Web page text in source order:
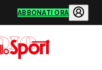
ABBONATI ORA